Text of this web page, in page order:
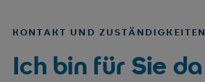
KONTAKT UND ZUSTÄNDIGKEITEN
Ich bin für Sie da